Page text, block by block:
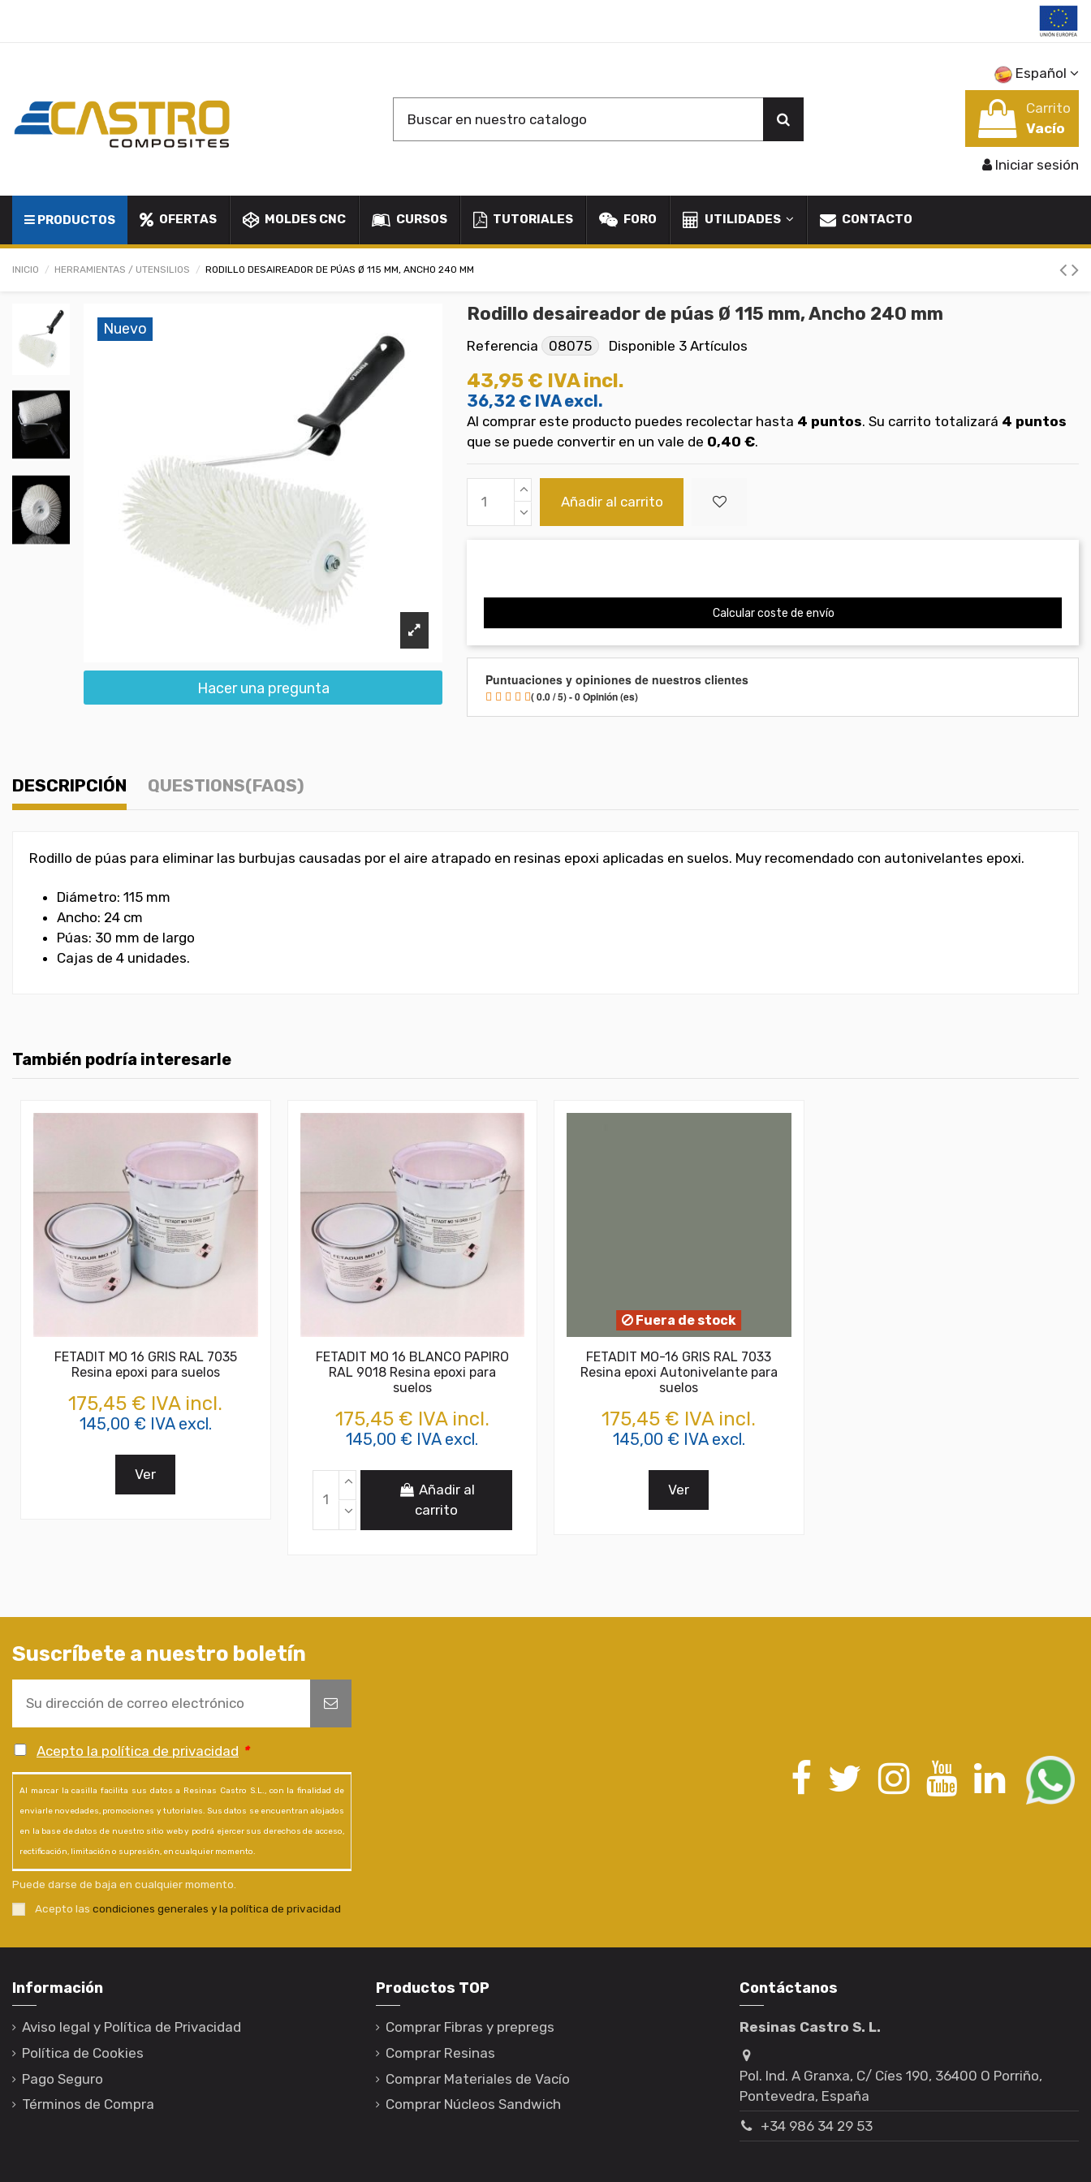
Español
Carrito
Vacío
Iniciar sesión
PRODUCTOS OFERTAS MOLDES CNC CURSOS TUTORIALES FORO UTILIDADES CONTACTO
INICIO HERRAMIENTAS / UTENSILIOS RODILLO DESAIREADOR DE PÚAS Ø 115 MM, ANCHO 240 MM
Nuevo
Hacer una pregunta
Rodillo desaireador de púas Ø 115 mm, Ancho 240 mm
Referencia 08075 Disponible 3 Artículos
43,95 € IVA incl.
36,32 € IVA excl.
Al comprar este producto puedes recolectar hasta 4 puntos. Su carrito totalizará 4 puntos
que se puede convertir en un vale de 0,40 €.
Añadir al carrito
Calcular coste de envío
Puntuaciones y opiniones de nuestros clientes
( 0.0 / 5) - 0 Opinión (es)
DESCRIPCIÓN QUESTIONS(FAQS)
Rodillo de púas para eliminar las burbujas causadas por el aire atrapado en resinas epoxi aplicadas en suelos. Muy recomendado con autonivelantes epoxi.
Diámetro: 115 mm
Ancho: 24 cm
Púas: 30 mm de largo
Cajas de 4 unidades.
También podría interesarle
FETADIT MO 16 GRIS RAL 7035
Resina epoxi para suelos
175,45 € IVA incl.
145,00 € IVA excl.
Ver
FETADIT MO 16 BLANCO PAPIRO
RAL 9018 Resina epoxi para
suelos
175,45 € IVA incl.
145,00 € IVA excl.
Añadir al
carrito
Fuera de stock
FETADIT MO-16 GRIS RAL 7033
Resina epoxi Autonivelante para
suelos
175,45 € IVA incl.
145,00 € IVA excl.
Ver
Suscríbete a nuestro boletín
Acepto la política de privacidad *
Al marcar la casilla facilita sus datos a Resinas Castro S.L., con la finalidad de
enviarle novedades, promociones y tutoriales. Sus datos se encuentran alojados
en la base de datos de nuestro sitio web y podrá ejercer sus derechos de acceso,
rectificación, limitación o supresión, en cualquier momento.
Puede darse de baja en cualquier momento.
Acepto las condiciones generales y la política de privacidad
Información
Aviso legal y Política de Privacidad
Política de Cookies
Pago Seguro
Términos de Compra
Productos TOP
Comprar Fibras y prepregs
Comprar Resinas
Comprar Materiales de Vacío
Comprar Núcleos Sandwich
Contáctanos
Resinas Castro S. L.
Pol. Ind. A Granxa, C/ Cíes 190, 36400 O Porriño,
Pontevedra, España
+34 986 34 29 53